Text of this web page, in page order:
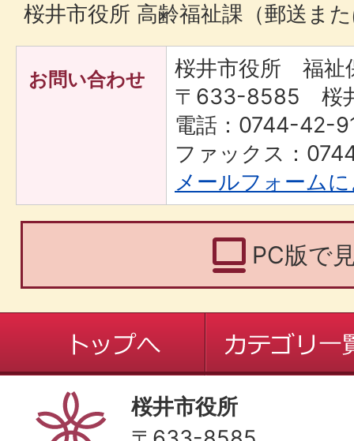
桜井市役所 高齢福祉課（郵送ま
お問い合わせ
桜井市役所 福祉
〒633-8585 桜
電話：0744-42-
ファックス：
メールフォーム
PC版で
桜井市役所